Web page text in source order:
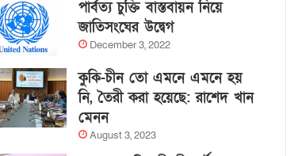
পার্বত্য চুক্তি বাস্তবায়ন নিয়ে
জাতিসংঘের উদ্বেগ
December 3, 2022
কুকি-চীন তো এমনে এমনে হয়
নি, তৈরী করা হয়েছে: রাশেদ খান
মেনন
August 3, 2023